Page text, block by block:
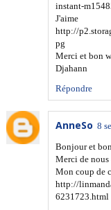
instant-
http://
pg
Merci et bon
Djahann
Répondre
AnneSo 8
Bonjour et
Merci de
Mon coup de
http://
6231723.html